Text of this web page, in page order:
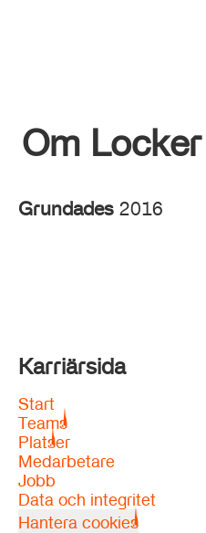
Om
Grundades 2016
Karriärsida
Start
Teams
Platser
Medarbetare
Jobb
Data och integritet
Hantera cookies